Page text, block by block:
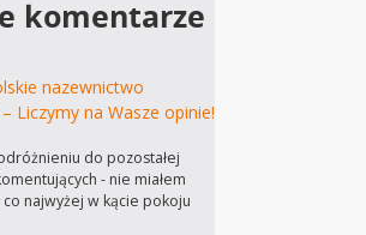
komentarze
nazewnictwo
Liczymy na Wasze opinie!
do pozostałej
- nie miałem
co najwyżej w kącie pokoju